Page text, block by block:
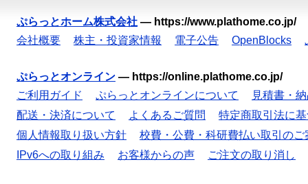
ぷらっとホーム株式会社 — https://www.plathome.co.jp/
会社概要
株主・投資家情報 電子公告 OpenBlocks
ぷらっとオンライン — https://online.plathome.co.jp/
ご利用ガイド
ぷらっとオンラインについて
見積書・
配送・決済について
よくあるご質問
特定商取引法に
個人情報取り扱い方針
校費・公費・科研費払い取引のご
IPv6への取り組み
お客様からの声 ご注文の取り消し